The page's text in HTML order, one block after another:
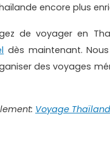
encore plus
de voyager en
dès maintenant.
des voyages
Voyage